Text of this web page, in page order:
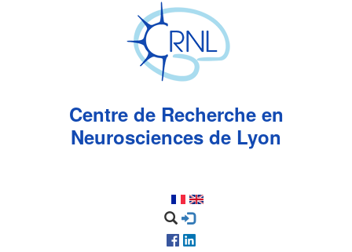
Centre de Recherche en
Neurosciences de Lyon